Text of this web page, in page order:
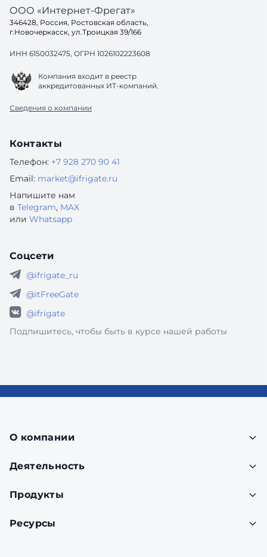
ООО «Интернет-Фрегат»
346428, Россия, Ростовская область,
г.Новочеркасск, ул.Троицкая 39/166
ИНН 6150032475, ОГРН 1026102223608
Компания входит в реестр
аккредитованных ИТ-компаний.
Сведения о компании
Контакты
Телефон: +7 928 270 90 41
Email: market@ifrigate.ru
Напишите нам
в Telegram, MAX
или Whatsapp
Соцсети
@ifrigate_ru
@itFreeGate
@ifrigate
Подпишитесь, чтобы быть в курсе нашей работы
О компании
Деятельность
Продукты
Ресурсы